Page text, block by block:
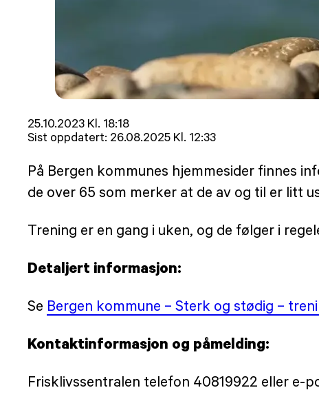
Lagt
ut
25.10.2023 Kl. 18:18
Sist oppdatert: 26.08.2025 Kl. 12:33
På Bergen kommunes hjemmesider finnes
de over 65 som merker at de av og til er litt
Trening er en gang i uken, og de følger i
Detaljert informasjon:
Se Bergen kommune – Sterk og stødig –
Kontaktinformasjon og påmelding:
Frisklivssentralen telefon 40819922 eller e-